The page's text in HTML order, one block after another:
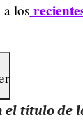
los
el título